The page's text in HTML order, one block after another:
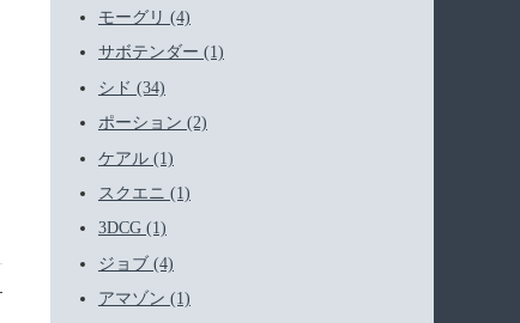
モーグリ (4)
サボテンダー (1)
シド (34)
ポーション (2)
ケアル (1)
スクエニ (1)
3DCG (1)
ジョブ (4)
アマゾン (1)